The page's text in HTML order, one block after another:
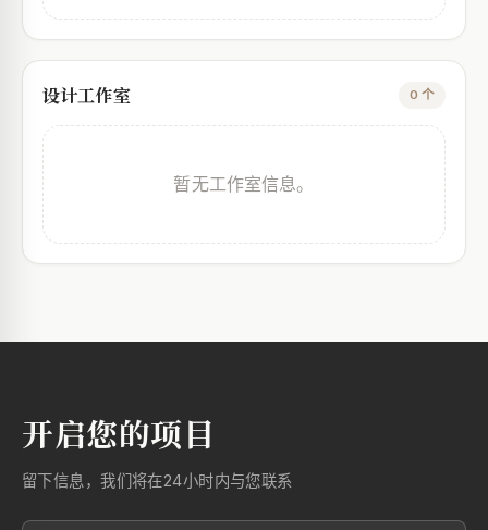
设计工作室 0 个
暂无工作室信息。
开启您的项目
留下信息，我们将在24小时内与您联系